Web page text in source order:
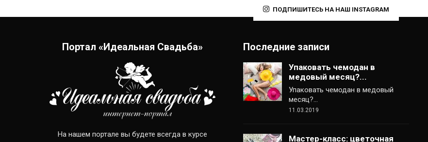
ПОДПИШИТЕСЬ НА НАШ INSTAGRAM
Портал «Идеальная Свадьба»
На нашем портале вы будете всегда в курсе
Последние записи
Упаковать чемодан в
медовый месяц?...
Упаковать чемодан в медовый
месяц?…
11.03.2019
Мастер-класс: цветочная